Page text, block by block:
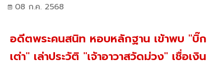
08 ก.ค. 2568
อดีตพระคนสนิท หอบหลักฐาน เข้าพบ "บิ๊ก
เต่า" เล่าประวัติ "เจ้าอาวาสวัดม่วง" เชื่อเงิน